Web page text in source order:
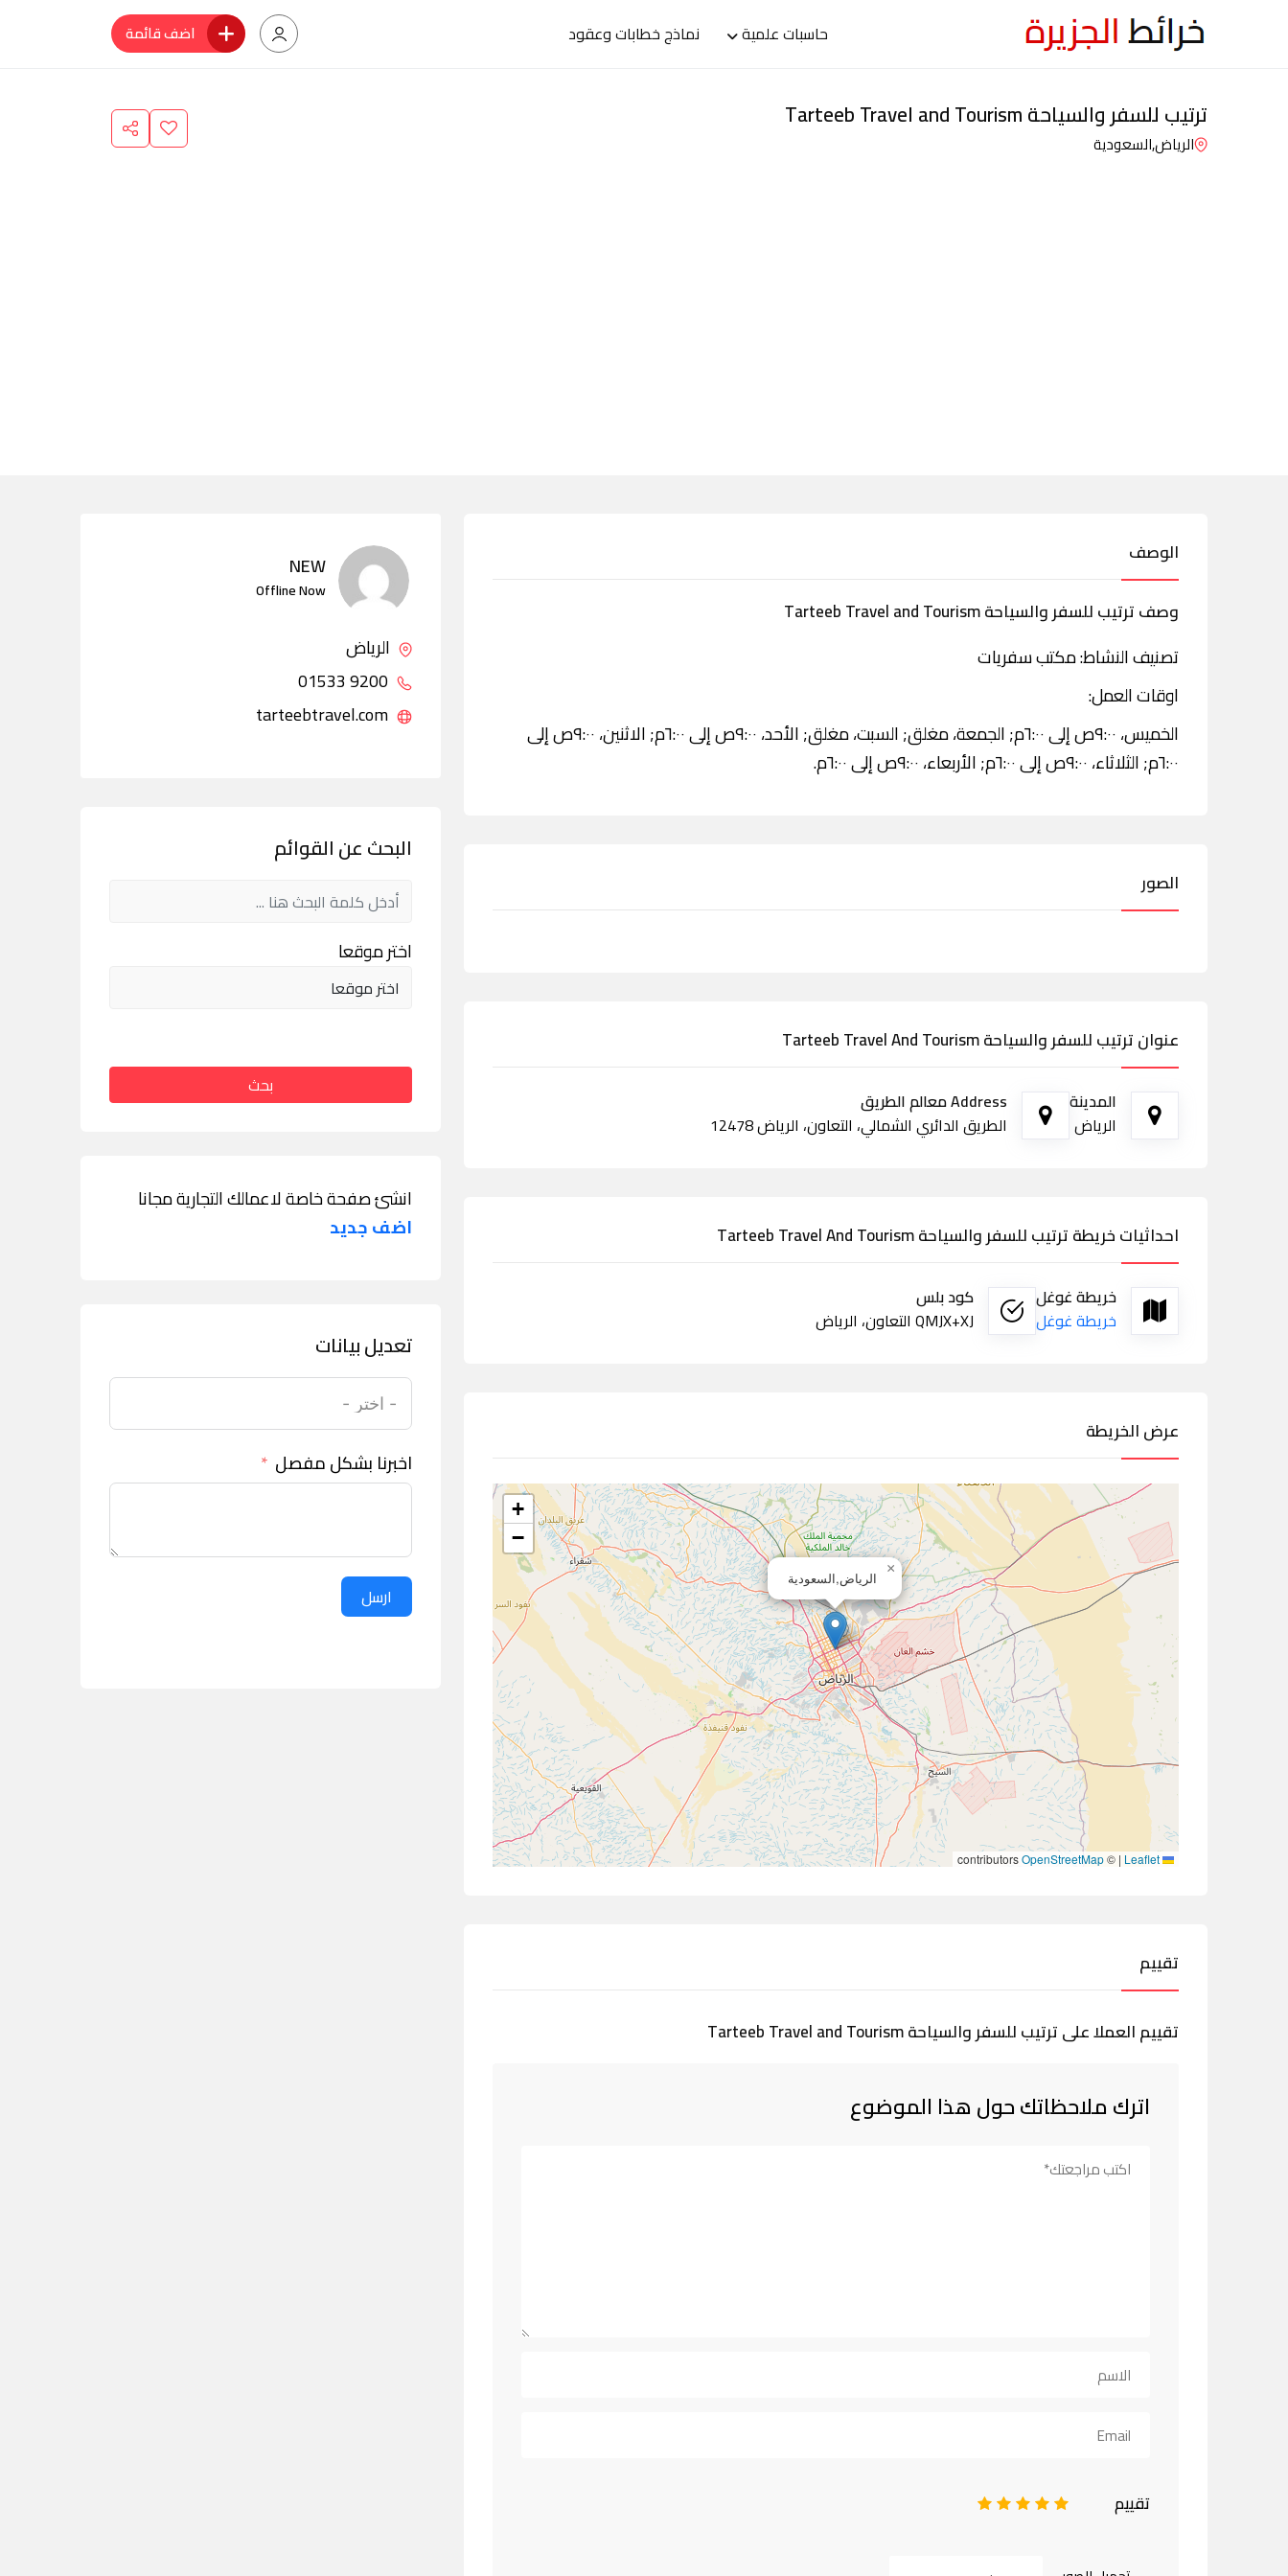
حاسبات علمية نماذج خطابات وعقود اضف قائمة
ترتيب للسفر والسياحة Tarteeb Travel and Tourism
الرياض,السعودية
الوصف
وصف ترتيب للسفر والسياحة Tarteeb Travel and Tourism
تصنيف النشاط: مكتب سفريات
اوقات العمل:
الخميس، ٩:٠٠ص إلى ٦:٠٠م; الجمعة، مغلق; السبت، مغلق; الأحد، ٩:٠٠ص إلى ٦:٠٠م; الاثنين، ٩:٠٠ص إلى
٦:٠٠م; الثلاثاء، ٩:٠٠ص إلى ٦:٠٠م; الأربعاء، ٩:٠٠ص إلى ٦:٠٠م.
الصور
عنوان ترتيب للسفر والسياحة Tarteeb Travel And Tourism
المدينة
الرياض
Address معالم الطريق
الطريق الدائري الشمالي، التعاون، الرياض 12478
احداثيات خريطة ترتيب للسفر والسياحة Tarteeb Travel And Tourism
خريطة غوغل
خريطة غوغل
كود بلس
QMJX+XJ التعاون، الرياض
عرض الخريطة
الرياض,السعودية
×
+
−
|
©
OpenStreetMap
تقييم
تقييم العملا على ترتيب للسفر والسياحة Tarteeb Travel and Tourism
اترك ملاحظاتك حول هذا الموضوع
تقييم 5
4
3
2
NEW
Offline Now
الرياض
البحث عن القوائم
اختر موقعا
بحث
انشئ صفحة خاصة لاعمالك التجارية مجانا
اضف جديد
تعديل بيانات
اخبرنا بشكل مفصل
ارسل